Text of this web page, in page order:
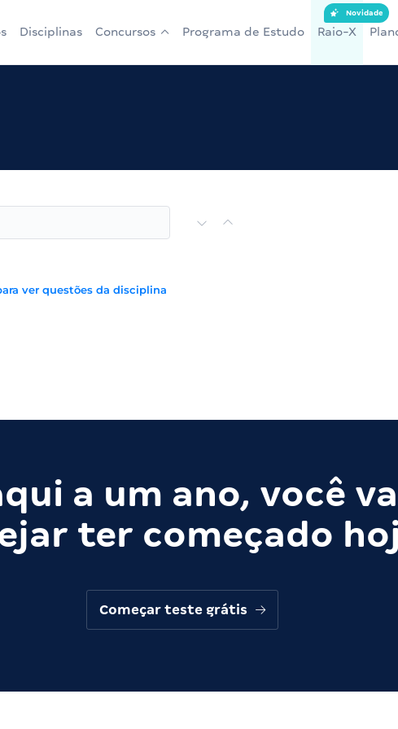
Disciplinas Concursos Programa de Estudo Raio-X
Novidade
ver questões da disciplina
a um ano, você
ter começado
Começar teste grátis